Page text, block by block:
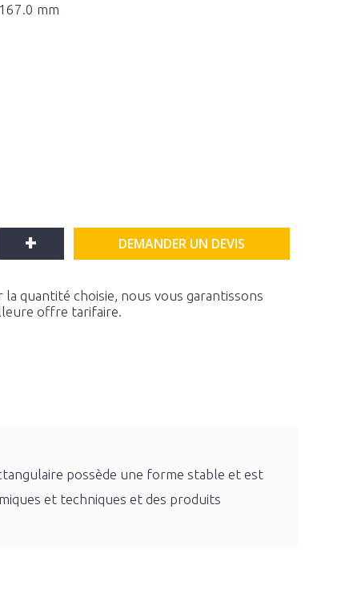
mm
+ DEMANDER UN DEVIS
quantité choisie, nous vous garantissons
offre tarifaire.
possède une forme stable et est
et techniques et des produits